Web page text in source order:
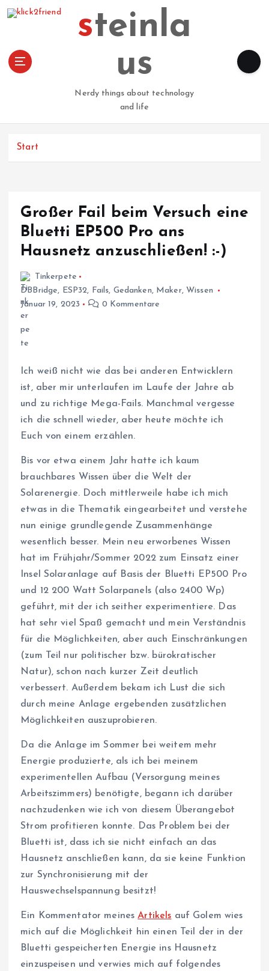
steinla
us
Nerdy things about technology
and life
Start
Großer Fail beim Versuch eine
Bluetti EP500 Pro ans
Hausnetz anzuschließen! :-)
Tinkerpete
DBBridge, ESP32, Fails, Gedanken, Maker, Wissen
Januar 19, 2023
0 Kommentare
Ich weiß nicht wie das bei anderen Entwicklern
ist, aber mir unterlaufen im Laufe der Jahre ab
und zu richtige Mega-Fails. Manchmal vergesse
ich die schnell wieder, aber heute möchte ich
Euch von einem erzählen.
Bis vor etwa einem Jahr hatte ich kaum
brauchbares Wissen über die Welt der
Solarenergie. Doch mittlerweile habe ich mich
etwas in die Thematik eingearbeitet und verstehe
nun einige grundlegende Zusammenhänge
wesentlich besser. Mein neu erworbenes Wissen
hat im Frühjahr/Sommer 2022 zum Einsatz einer
Insel Solaranlage auf Basis der Bluetti EP500 Pro
und 12 200 Watt Solarpanels (also 2400 Wp)
geführt, mit der ich seither experimentiere. Das
hat sehr viel Spaß gemacht und mein Verständnis
für die Möglichkeiten, aber auch Einschränkungen
(zum Teil nur politischer bzw. bürokratischer
Natur), schon nach kurzer Zeit deutlich
verbessert. Außerdem bekam ich Lust die sich
durch meine Anlage ergebenden zusätzlichen
Möglichkeiten auszuprobieren.
Da die Anlage im Sommer bei weitem mehr
Energie produzierte, als ich bei meinem
experimentellen Aufbau (Versorgung meines
Arbeitszimmers) benötigte, begann ich darüber
nachzudenken wie ich von diesem Überangebot
Strom profitieren konnte. Das Problem bei der
Bluetti ist, dass ich sie nicht einfach an das
Hausnetz anschließen kann, da sie keine Funktion
zur Synchronisierung mit der
Hauswechselspannung besitzt!
Ein Kommentator meinesArtikels auf Golem wies
mich auf die Möglichkeit hin einen Teil der in der
Bluetti gespeicherten Energie ins Hausnetz
einzuspeisen und verwies mich auf folgendes